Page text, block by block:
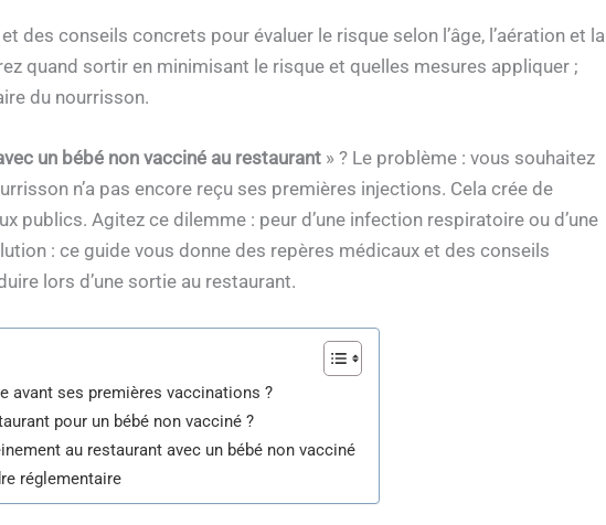
des conseils concrets pour évaluer le risque selon l’âge, l’aération et la
quand sortir en minimisant le risque et quelles mesures appliquer ;
du nourrisson.
un bébé non vacciné au restaurant » ? Le problème : vous souhaitez
n’a pas encore reçu ses premières injections. Cela crée de
publics. Agitez ce dilemme : peur d’une infection respiratoire ou d’une
: ce guide vous donne des repères médicaux et des conseils
lors d’une sortie au restaurant.
avant ses premières vaccinations ?
pour un bébé non vacciné ?
au restaurant avec un bébé non vacciné
réglementaire